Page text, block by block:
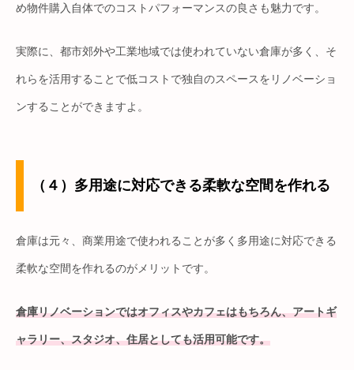
め物件購入自体でのコストパフォーマンスの良さも魅力です。
実際に、都市郊外や工業地域では使われていない倉庫が多く、そ
れらを活用することで低コストで独自のスペースをリノベーショ
ンすることができますよ。
（４）多用途に対応できる柔軟な空間を作れる
倉庫は元々、商業用途で使われることが多く多用途に対応できる
柔軟な空間を作れるのがメリットです。
倉庫リノベーションではオフィスやカフェはもちろん、アートギ
ャラリー、スタジオ、住居としても活用可能です。